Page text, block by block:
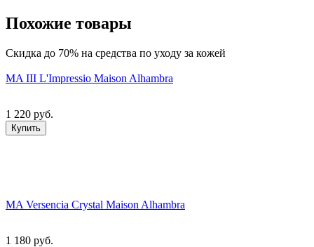
Похожие товары
Скидка до 70% на средства по уходу за кожей
MA III L'Impressio Maison Alhambra
1 220 руб.
Купить
MA Versencia Crystal Maison Alhambra
1 180 руб.